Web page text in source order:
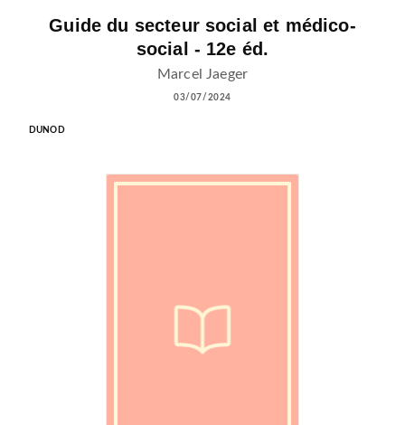
Guide du secteur social et médico-
social - 12e éd.
Marcel Jaeger
03/07/2024
DUNOD